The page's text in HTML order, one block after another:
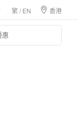
繁/ EN 香港